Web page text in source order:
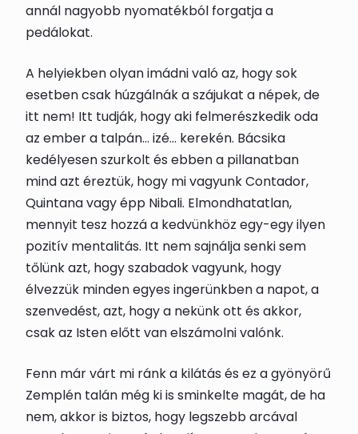
annál nagyobb nyomatékból forgatja a
pedálokat.
A helyiekben olyan imádni való az, hogy sok
esetben csak húzgálnák a szájukat a népek, de
itt nem! Itt tudják, hogy aki felmerészkedik oda
az ember a talpán… izé… kerekén. Bácsika
kedélyesen szurkolt és ebben a pillanatban
mind azt éreztük, hogy mi vagyunk Contador,
Quintana vagy épp Nibali. Elmondhatatlan,
mennyit tesz hozzá a kedvünkhöz egy-egy ilyen
pozitív mentalitás. Itt nem sajnálja senki sem
tőlünk azt, hogy szabadok vagyunk, hogy
élvezzük minden egyes ingerünkben a napot, a
szenvedést, azt, hogy a nekünk ott és akkor,
csak az Isten előtt van elszámolni valónk.
Fenn már várt mi ránk a kilátás és ez a gyönyörű
Zemplén talán még ki is sminkelte magát, de ha
nem, akkor is biztos, hogy legszebb arcával